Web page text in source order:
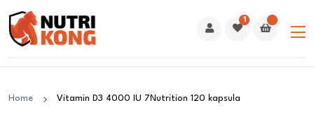
1
Home Vitamin D3 4000 IU 7Nutrition 120 kapsula